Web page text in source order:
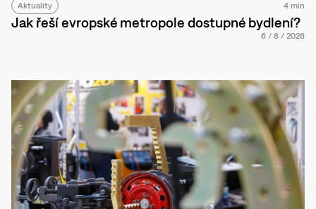
Aktuality 4 min
Jak řeší evropské metropole dostupné bydlení?
6 / 8 / 2026